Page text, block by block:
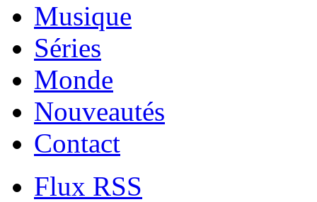
Musique
Séries
Monde
Nouveautés
Contact
Flux RSS